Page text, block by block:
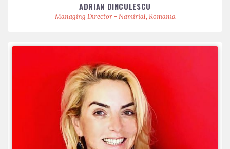
ADRIAN DINCULESCU
Managing Director - Namirial, Romania